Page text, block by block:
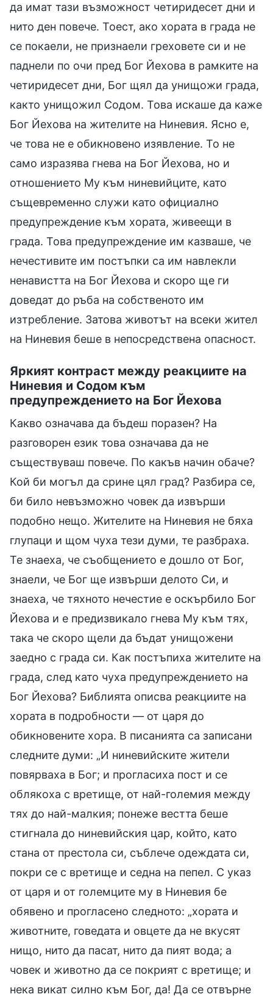
да имат тази възможност четиридесет дни и
нито ден повече. Тоест, ако хората в града не
се покаели, не признаели греховете си и не
паднели по очи пред Бог Йехова в рамките на
четиридесет дни, Бог щял да унищожи града,
както унищожил Содом. Това искаше да каже
Бог Йехова на жителите на Ниневия. Ясно е,
че това не е обикновено изявление. То не
само изразява гнева на Бог Йехова, но и
отношението Му към ниневийците, като
същевременно служи като официално
предупреждение към хората, живеещи в
града. Това предупреждение им казваше, че
нечестивите им постъпки са им навлекли
ненавистта на Бог Йехова и скоро ще ги
доведат до ръба на собственото им
изтребление. Затова животът на всеки жител
на Ниневия беше в непосредствена опасност.
Яркият контраст между реакциите на
Ниневия и Содом към
предупреждението на Бог Йехова
Какво означава да бъдеш поразен? На
разговорен език това означава да не
съществуваш повече. По какъв начин обаче?
Кой би могъл да срине цял град? Разбира се,
би било невъзможно човек да извърши
подобно нещо. Жителите на Ниневия не бяха
глупаци и щом чуха тези думи, те разбраха.
Те знаеха, че съобщението е дошло от Бог,
знаели, че Бог ще извърши делото Си, и
знаеха, че тяхното нечестие е оскърбило Бог
Йехова и е предизвикало гнева Му към тях,
така че скоро щели да бъдат унищожени
заедно с града си. Как постъпиха жителите на
града, след като чуха предупреждението на
Бог Йехова? Библията описва реакциите на
хората в подробности — от царя до
обикновените хора. В писанията са записани
следните думи: „И ниневийските жители
повярваха в Бог; и прогласиха пост и се
облякоха с вретище, от най-големия между
тях до най-малкия; понеже вестта беше
стигнала до ниневийския цар, който, като
стана от престола си, съблече одеждата си,
покри се с вретище и седна на пепел. С указ
от царя и от големците му в Ниневия бе
обявено и прогласено следното: „хората и
животните, говедата и овцете да не вкусят
нищо, нито да пасат, нито да пият вода; а
човек и животно да се покрият с вретище; и
нека викат силно към Бог, да! Да се отвърне